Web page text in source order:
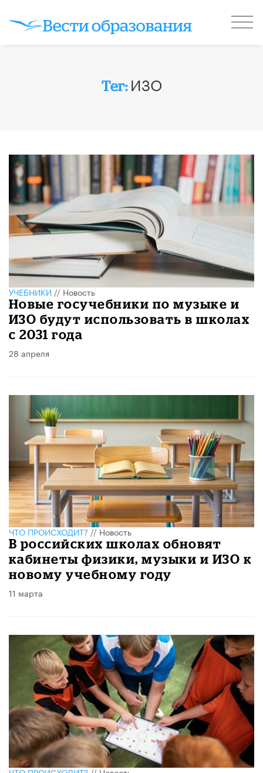
Тег: ИЗО
УЧЕБНИКИ//Новость
Новые госучебники по музыке и
ИЗО будут использовать в школах
с 2031 года
28 апреля
ЧТО ПРОИСХОДИТ?//Новость
В российских школах обновят
кабинеты физики, музыки и ИЗО к
новому учебному году
11 марта